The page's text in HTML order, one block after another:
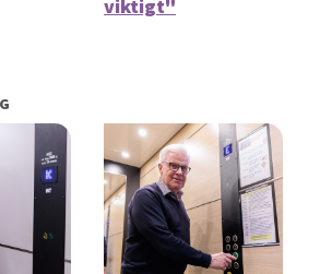
viktigt"